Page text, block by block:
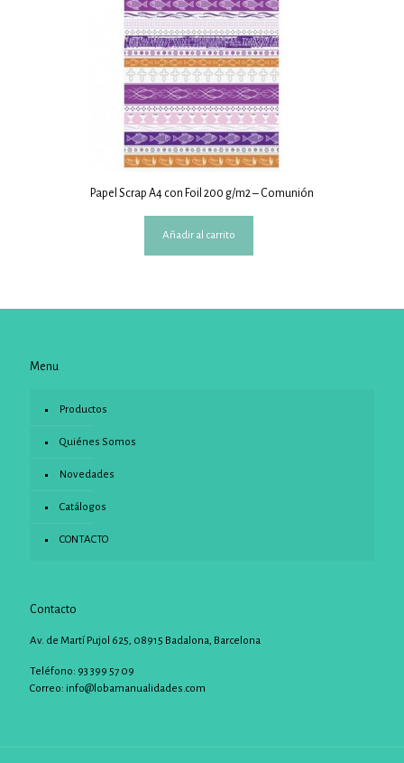
Papel Scrap A4 con Foil 200 g/m2 – Comunión
Añadir al carrito
Menu
Productos
Quiénes Somos
Novedades
Catálogos
CONTACTO
Contacto
Av. de Martí Pujol 625, 08915 Badalona, Barcelona
Teléfono: 93 399 57 09
Correo: info@lobamanualidades.com